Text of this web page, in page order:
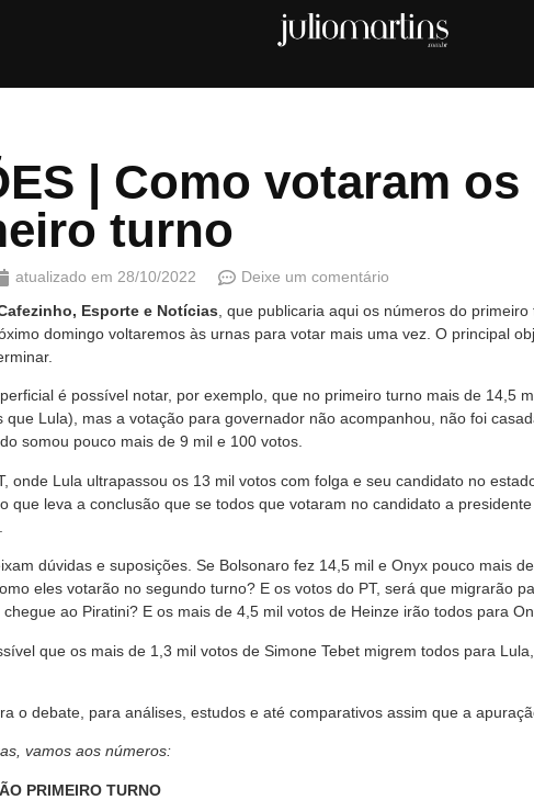
| Como votaram
turno
atualizado em 28/10/2022
Deixe um comentário
Esporte e Notícias , que publicaria aqui os números do
domingo voltaremos às urnas para votar mais uma vez. O principal
é possível notar, por exemplo, que no primeiro turno mais de 14,5
que Lula), mas a votação para governador não acompanhou, não foi
somou pouco mais de 9 mil e 100 votos.
onde Lula ultrapassou os 13 mil votos com folga e seu candidato no
que leva a conclusão que se todos que votaram no candidato a
dúvidas e suposições. Se Bolsonaro fez 14,5 mil e Onyx pouco mais
eles votarão no segundo turno? E os votos do PT, será que migrarão
ao Piratini? E os mais de 4,5 mil votos de Heinze irão todos para
que os mais de 1,3 mil votos de Simone Tebet migrem todos para
o debate, para análises, estudos e até comparativos assim que a
vamos aos números:
PRIMEIRO TURNO